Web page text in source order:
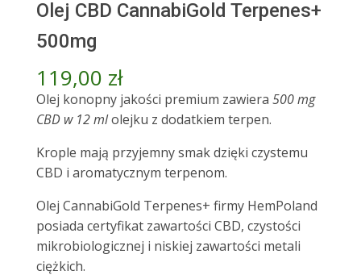
Olej CBD CannabiGold Terpenes+
500mg
119,00 zł
Olej konopny jakości premium zawiera 500 mg
CBD w 12 mlolejku z dodatkiem terpen.
Krople mają przyjemny smak dzięki czystemu
CBD i aromatycznym terpenom.
Olej CannabiGold Terpenes+ firmy HemPoland
posiada certyfikat zawartości CBD, czystości
mikrobiologicznej i niskiej zawartości metali
ciężkich.